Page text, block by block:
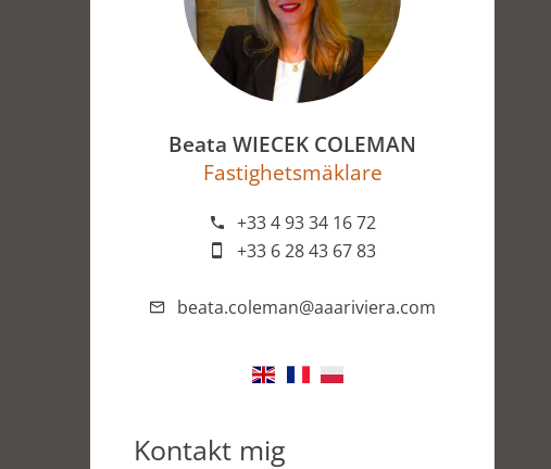
Beata WIECEK COLEMAN
Fastighetsmäklare
+33 4 93 34 16 72
+33 6 28 43 67 83
beata.coleman@aaariviera.com
Kontakt mig